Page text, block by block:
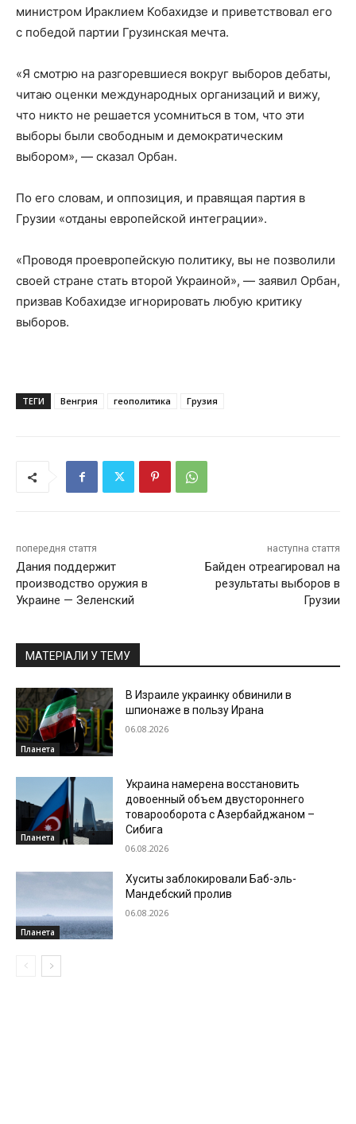
министром Ираклием Кобахидзе и приветствовал его
с победой партии Грузинская мечта.
«Я смотрю на разгоревшиеся вокруг выборов дебаты,
читаю оценки международных организаций и вижу,
что никто не решается усомниться в том, что эти
выборы были свободным и демократическим
выбором», — сказал Орбан.
По его словам, и оппозиция, и правящая партия в
Грузии «отданы европейской интеграции».
«Проводя проевропейскую политику, вы не позволили
своей стране стать второй Украиной», — заявил Орбан,
призвав Кобахидзе игнорировать любую критику
выборов.
ТЕГИ Венгрия геополитика Грузия
попередня стаття
Дания поддержит
производство оружия в
Украине — Зеленский
наступна стаття
Байден отреагировал на
результаты выборов в
Грузии
МАТЕРІАЛИ У ТЕМУ
Планета
В Израиле украинку обвинили в
шпионаже в пользу Ирана
06.08.2026
Планета
Украина намерена восстановить
довоенный объем двустороннего
товарооборота с Азербайджаном –
Сибига
06.08.2026
Планета
Хуситы заблокировали Баб-эль-
Мандебский пролив
06.08.2026